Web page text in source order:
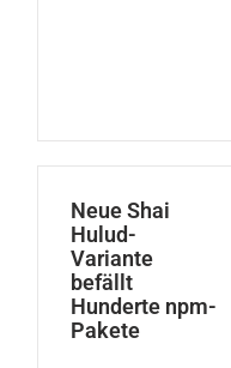
Neue Shai
Hulud-
Variante
befällt
Hunderte npm-
Pakete